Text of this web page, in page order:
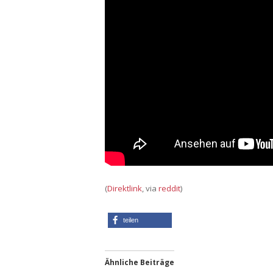
(Direktlink , via reddit)
teilen
Ähnliche Beiträge